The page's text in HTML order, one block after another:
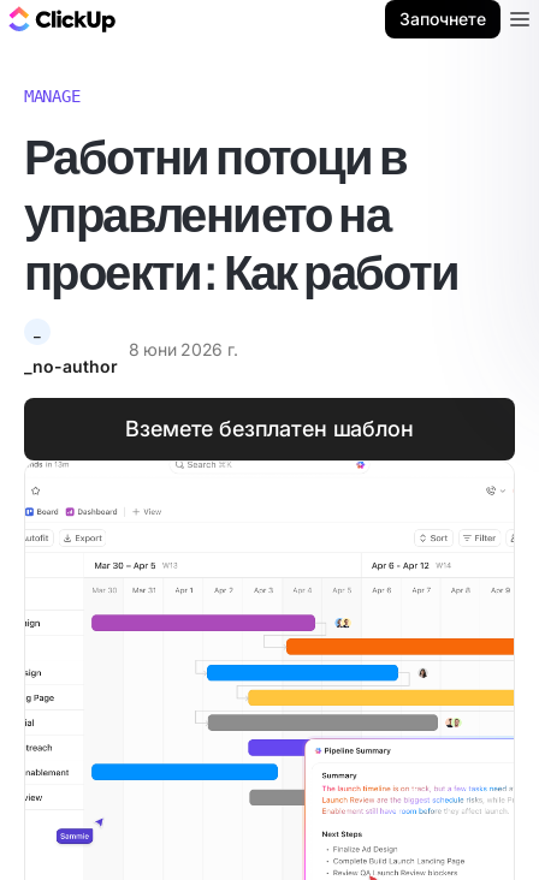
Започнете
MANAGE
Работни потоци в
управлението на
проекти: Как работи
_no-author
8 юни 2026 г.
Вземете безплатен шаблон